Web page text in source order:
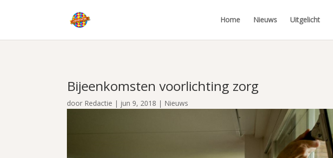
Home Nieuws Uitgelicht
Bijeenkomsten voorlichting zorg
door Redactie | jun 9, 2018 | Nieuws